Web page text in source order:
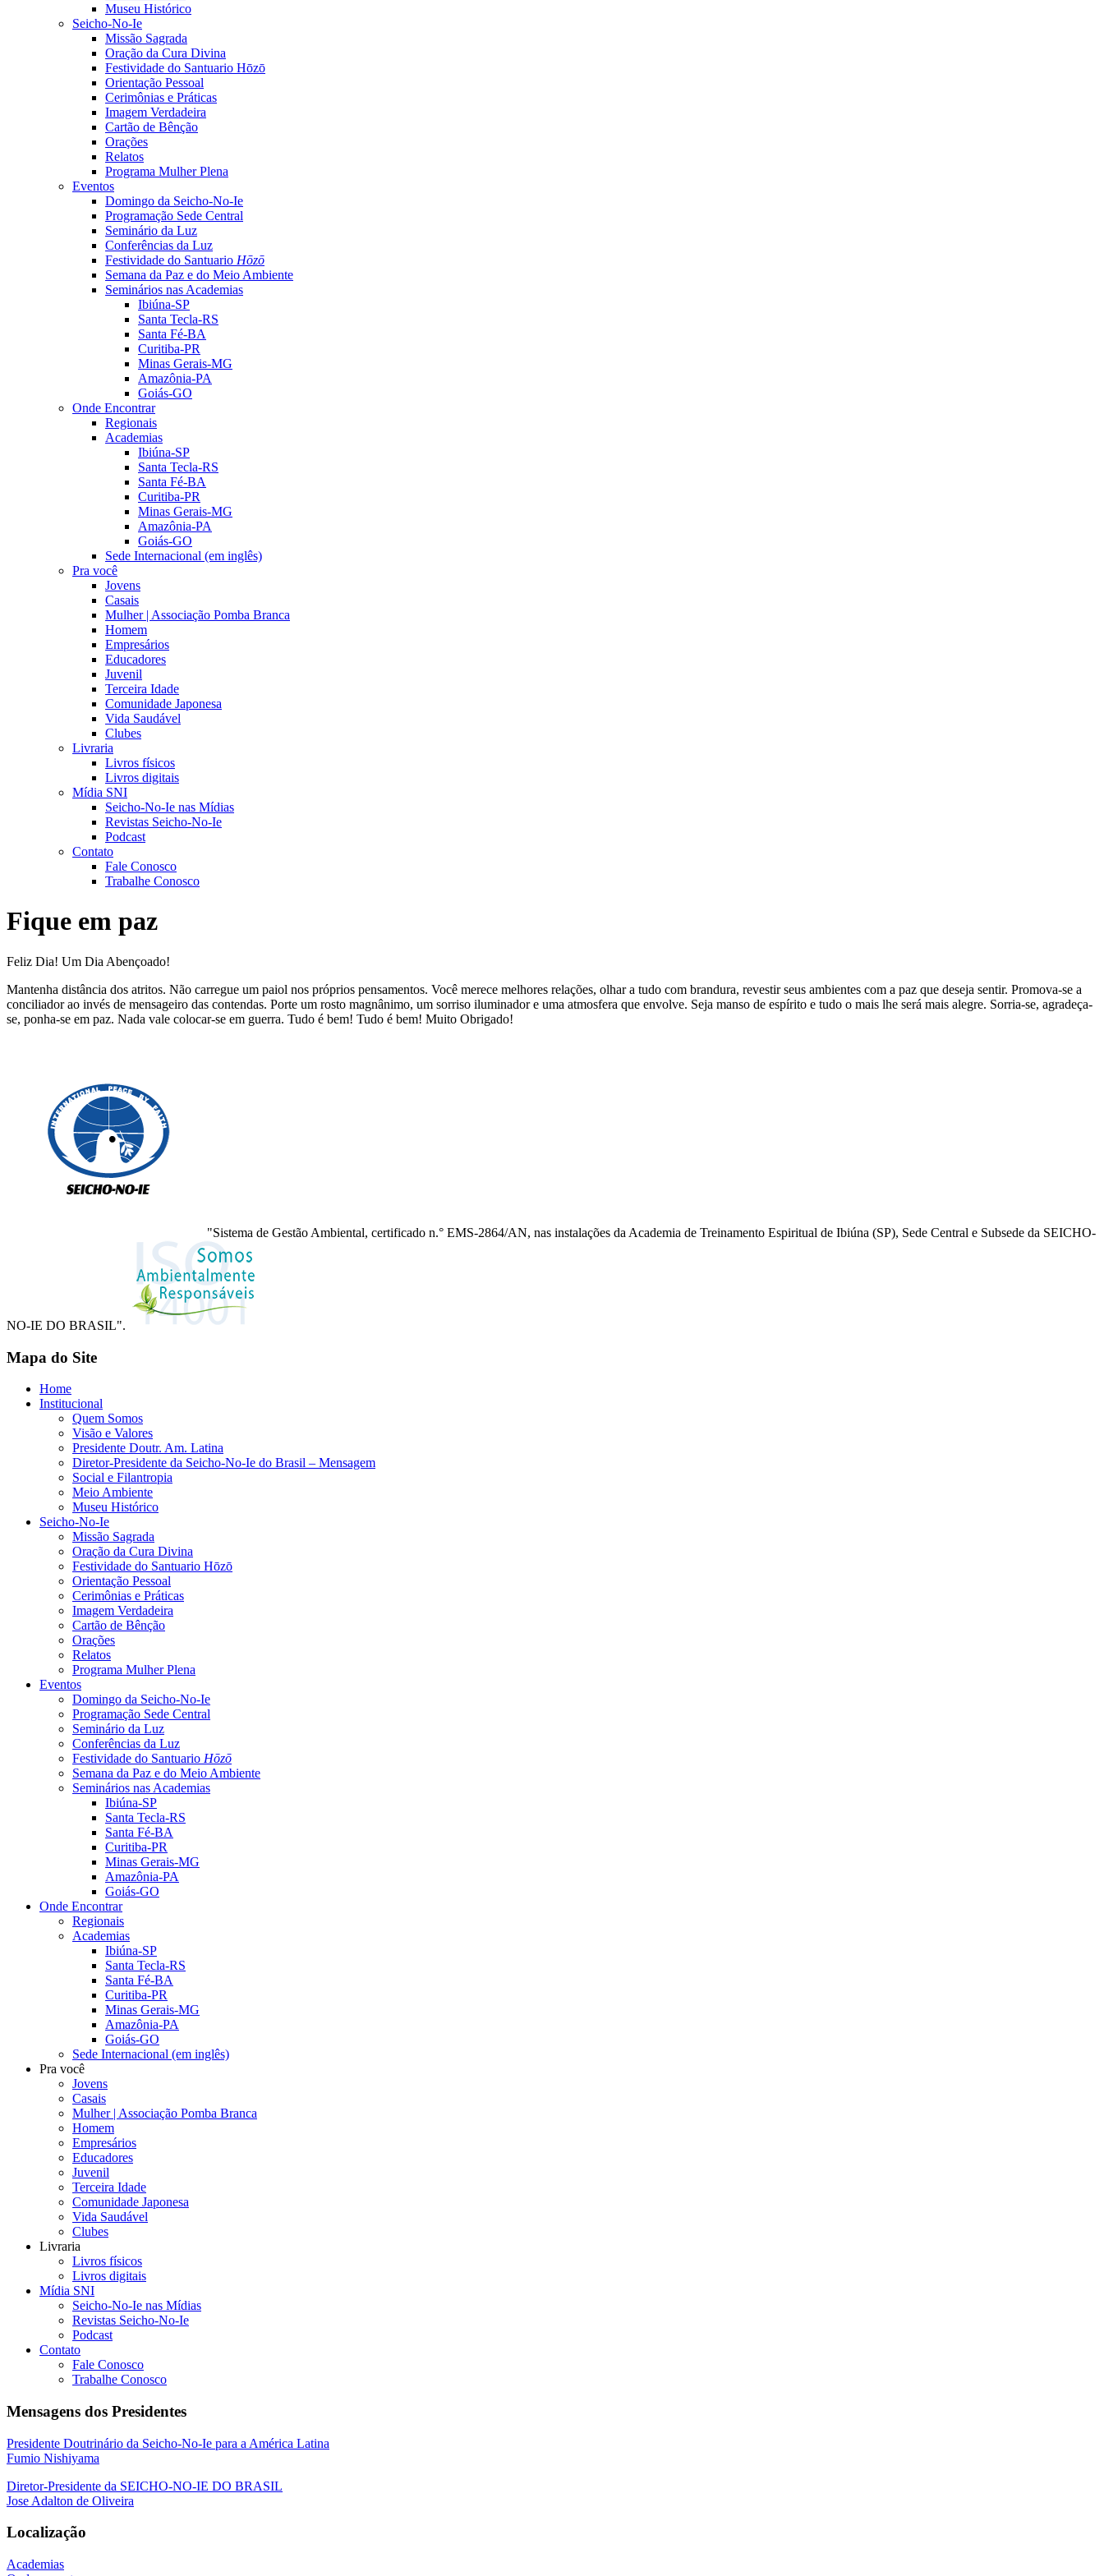
Museu Histórico
Seicho-No-Ie
Missão Sagrada
Oração da Cura Divina
Festividade do Santuario Hōzō
Orientação Pessoal
Cerimônias e Práticas
Imagem Verdadeira
Cartão de Bênção
Orações
Relatos
Programa Mulher Plena
Eventos
Domingo da Seicho-No-Ie
Programação Sede Central
Seminário da Luz
Conferências da Luz
Festividade do Santuario Hōzō
Semana da Paz e do Meio Ambiente
Seminários nas Academias
Ibiúna-SP
Santa Tecla-RS
Santa Fé-BA
Curitiba-PR
Minas Gerais-MG
Amazônia-PA
Goiás-GO
Onde Encontrar
Regionais
Academias
Ibiúna-SP
Santa Tecla-RS
Santa Fé-BA
Curitiba-PR
Minas Gerais-MG
Amazônia-PA
Goiás-GO
Sede Internacional (em inglês)
Pra você
Jovens
Casais
Mulher | Associação Pomba Branca
Homem
Empresários
Educadores
Juvenil
Terceira Idade
Comunidade Japonesa
Vida Saudável
Clubes
Livraria
Livros físicos
Livros digitais
Mídia SNI
Seicho-No-Ie nas Mídias
Revistas Seicho-No-Ie
Podcast
Contato
Fale Conosco
Trabalhe Conosco
Fique em paz
Feliz Dia! Um Dia Abençoado!
Mantenha distância dos atritos. Não carregue um paiol nos próprios pensamentos. Você merece melhores relações, olhar a tudo com brandura, revestir seus ambientes com a paz que deseja sentir. Promova-se a
conciliador ao invés de mensageiro das contendas. Porte um rosto magnânimo, um sorriso iluminador e uma atmosfera que envolve. Seja manso de espírito e tudo o mais lhe será mais alegre. Sorria-se, agradeça-
se, ponha-se em paz. Nada vale colocar-se em guerra. Tudo é bem! Tudo é bem! Muito Obrigado!
"Sistema de Gestão Ambiental, certificado n.° EMS-2864/AN, nas instalações da Academia de Treinamento Espiritual de Ibiúna (SP), Sede Central e Subsede da SEICHO-
NO-IE DO BRASIL".
Mapa do Site
Home
Institucional
Quem Somos
Visão e Valores
Presidente Doutr. Am. Latina
Diretor-Presidente da Seicho-No-Ie do Brasil – Mensagem
Social e Filantropia
Meio Ambiente
Museu Histórico
Seicho-No-Ie
Missão Sagrada
Oração da Cura Divina
Festividade do Santuario Hōzō
Orientação Pessoal
Cerimônias e Práticas
Imagem Verdadeira
Cartão de Bênção
Orações
Relatos
Programa Mulher Plena
Eventos
Domingo da Seicho-No-Ie
Programação Sede Central
Seminário da Luz
Conferências da Luz
Festividade do Santuario Hōzō
Semana da Paz e do Meio Ambiente
Seminários nas Academias
Ibiúna-SP
Santa Tecla-RS
Santa Fé-BA
Curitiba-PR
Minas Gerais-MG
Amazônia-PA
Goiás-GO
Onde Encontrar
Regionais
Academias
Ibiúna-SP
Santa Tecla-RS
Santa Fé-BA
Curitiba-PR
Minas Gerais-MG
Amazônia-PA
Goiás-GO
Sede Internacional (em inglês)
Pra você
Jovens
Casais
Mulher | Associação Pomba Branca
Homem
Empresários
Educadores
Juvenil
Terceira Idade
Comunidade Japonesa
Vida Saudável
Clubes
Livraria
Livros físicos
Livros digitais
Mídia SNI
Seicho-No-Ie nas Mídias
Revistas Seicho-No-Ie
Podcast
Contato
Fale Conosco
Trabalhe Conosco
Mensagens dos Presidentes
Presidente Doutrinário da Seicho-No-Ie para a América Latina
Fumio Nishiyama
Diretor-Presidente da SEICHO-NO-IE DO BRASIL
Jose Adalton de Oliveira
Localização
Academias